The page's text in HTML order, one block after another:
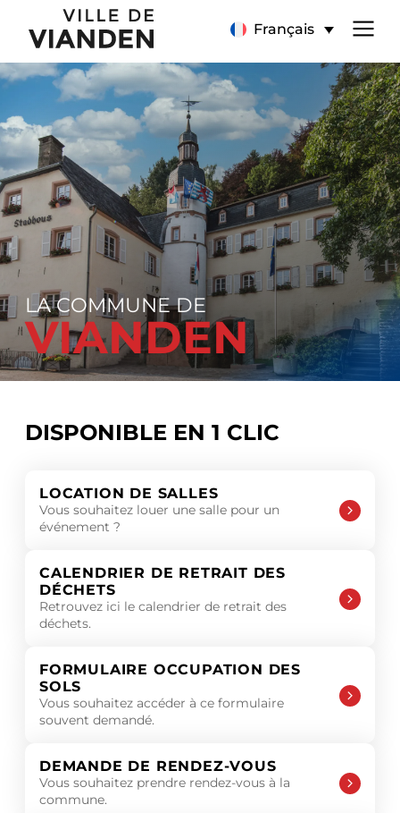
Page
d’accueil
Français
Menu
de
navigation
principal
LA COMMUNE DE
VIANDEN
DISPONIBLE EN 1 CLIC
LOCATION DE SALLES
Vous souhaitez louer une salle pour un
événement ?
CALENDRIER DE RETRAIT DES
DÉCHETS
Retrouvez ici le calendrier de retrait des
déchets.
FORMULAIRE OCCUPATION DES
SOLS
Vous souhaitez accéder à ce formulaire
souvent demandé.
DEMANDE DE RENDEZ-VOUS
Vous souhaitez prendre rendez-vous à la
commune.